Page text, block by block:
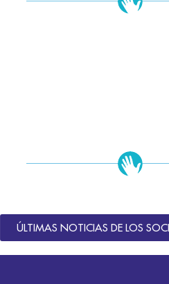
ÚLTIMAS NOTICIAS DE LOS